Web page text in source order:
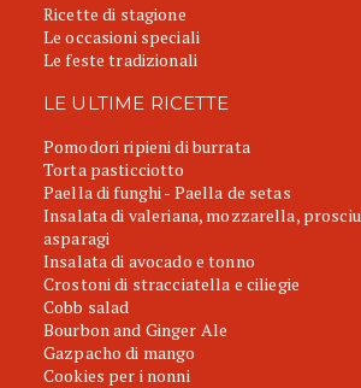
Ricette di stagione
Le occasioni speciali
Le feste tradizionali
LE ULTIME RICETTE
Pomodori ripieni di burrata
Torta pasticciotto
Paella di funghi - Paella de setas
Insalata di valeriana, mozzarella,
asparagi
Insalata di avocado e tonno
Crostoni di stracciatella e ciliegie
Cobb salad
Bourbon and Ginger Ale
Gazpacho di mango
Cookies per i nonni